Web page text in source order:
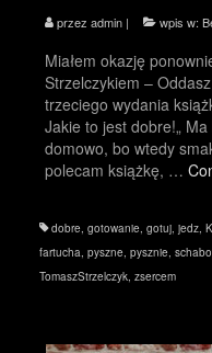
przez admin | wpis w:
Miałem okazję
Strzelczykiem –
trzeciego wydania
Jakie to jest dobre!„
domowo, bo wtedy
polecam książkę, …
dobre, gotowanie, gotuj, jedz,
fartucha, pyszne, pysznie,
TomaszStrzelczyk, zsercem